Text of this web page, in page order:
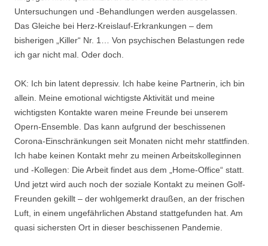
Untersuchungen und -Behandlungen werden ausgelassen.
Das Gleiche bei Herz-Kreislauf-Erkrankungen – dem
bisherigen „Killer“ Nr. 1… Von psychischen Belastungen rede
ich gar nicht mal. Oder doch.
OK: Ich bin latent depressiv. Ich habe keine Partnerin, ich bin
allein. Meine emotional wichtigste Aktivität und meine
wichtigsten Kontakte waren meine Freunde bei unserem
Opern-Ensemble. Das kann aufgrund der beschissenen
Corona-Einschränkungen seit Monaten nicht mehr stattfinden.
Ich habe keinen Kontakt mehr zu meinen Arbeitskolleginnen
und -Kollegen: Die Arbeit findet aus dem „Home-Office“ statt.
Und jetzt wird auch noch der soziale Kontakt zu meinen Golf-
Freunden gekillt – der wohlgemerkt draußen, an der frischen
Luft, in einem ungefährlichen Abstand stattgefunden hat. Am
quasi sichersten Ort in dieser beschissenen Pandemie.